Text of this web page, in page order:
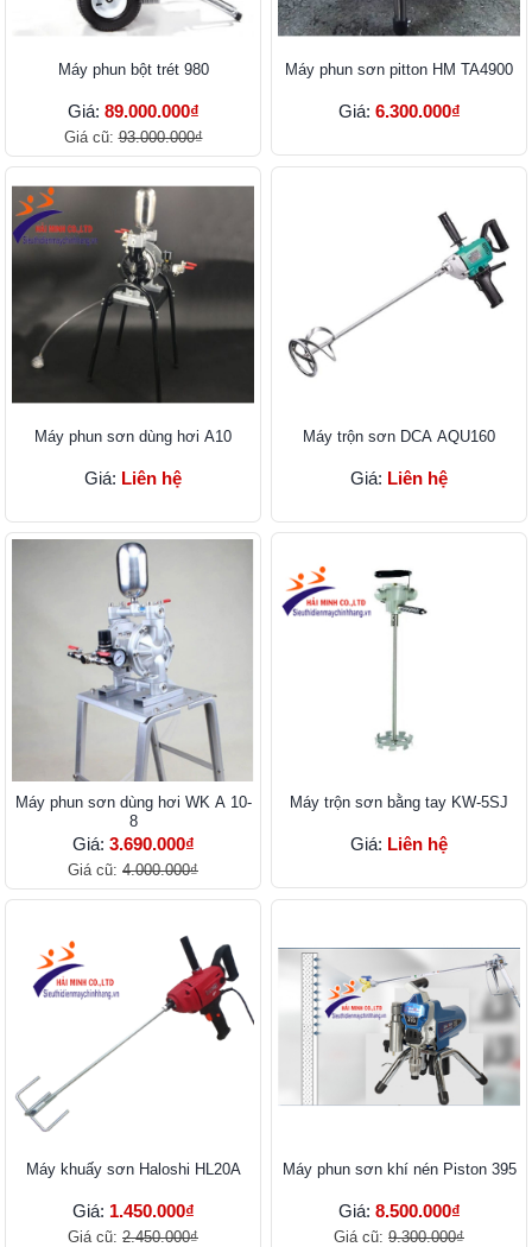
Máy phun bột trét 980
Giá: 89.000.000₫
Giá cũ:93.000.000₫
Máy phun sơn pitton HM TA4900
Giá: 6.300.000₫
Máy phun sơn dùng hơi A10
Giá: Liên hệ
Máy trộn sơn DCA AQU160
Giá: Liên hệ
Máy phun sơn dùng hơi WK A 10-
8
Giá: 3.690.000₫
Giá cũ: 4.000.000₫
Máy trộn sơn bằng tay KW-5SJ
Giá: Liên hệ
Máy khuấy sơn Haloshi HL20A
Giá: 1.450.000₫
Giá cũ: 2.450.000₫
Máy phun sơn khí nén Piston 395
Giá: 8.500.000₫
Giá cũ: 9.300.000₫